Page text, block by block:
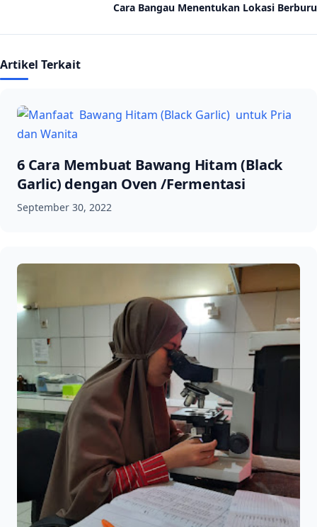
Cara Bangau Menentukan Lokasi Berburu
Artikel Terkait
6 Cara Membuat Bawang Hitam (Black
Garlic) dengan Oven /Fermentasi
September 30, 2022